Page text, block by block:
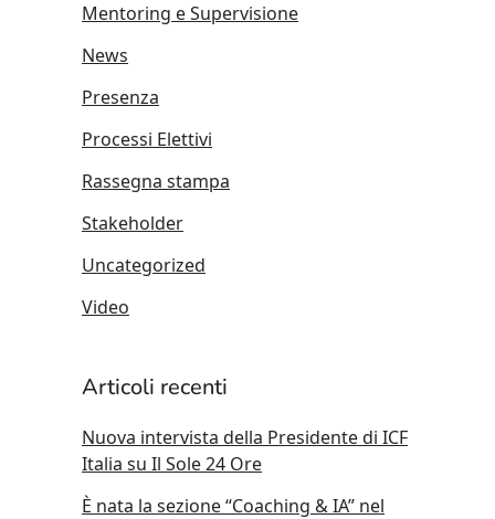
Mentoring e Supervisione
News
Presenza
Processi Elettivi
Rassegna stampa
Stakeholder
Uncategorized
Video
Articoli recenti
Nuova intervista della Presidente di ICF
Italia su Il Sole 24 Ore
È nata la sezione “Coaching & IA” nel